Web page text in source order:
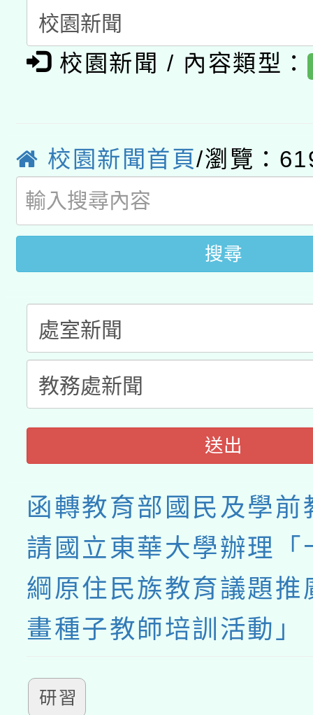
「數位內容與教學軟體
pilot」
有關大陸委員會函釋公
薪期間赴陸應申請許可
轉知經濟部水利署委託
用水績優單位及節水達
動」
桃園市孔廟祈福系列
開 智慧啟航」
2026年桃園地景藝術
校園新聞 / 內容類型：
校園新聞首頁/瀏覽：
搜尋
送出
函轉教育部國民及學前
請國立東華大學辦理「
綱原住民族教育議題推
畫種子教師培訓活動」
研習